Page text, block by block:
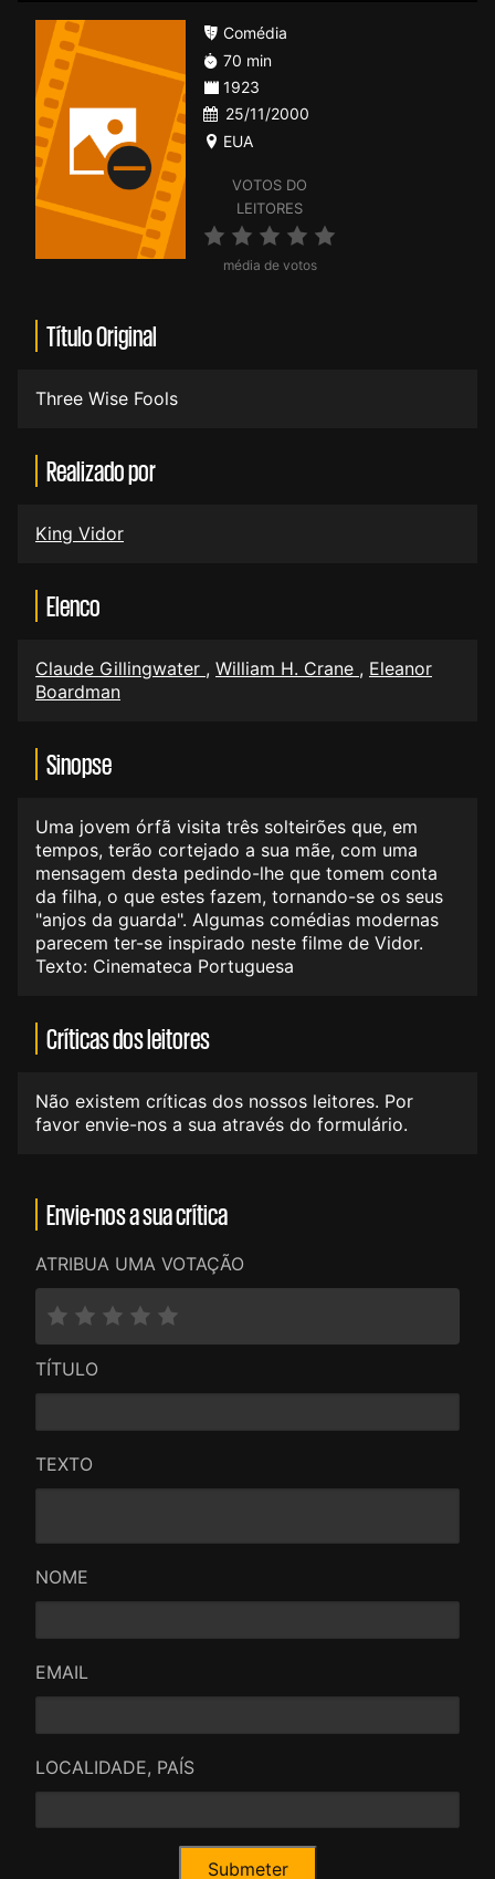
VOTOS DO
LEITORES
média de votos
Comédia
70 min
1923
25/11/2000
EUA
Título Original
Three Wise Fools
Realizado por
King Vidor
Elenco
Claude Gillingwater , William H. Crane , Eleanor
Boardman
Sinopse
Uma jovem órfã visita três solteirões que, em
tempos, terão cortejado a sua mãe, com uma
mensagem desta pedindo-lhe que tomem conta
da filha, o que estes fazem, tornando-se os seus
"anjos da guarda". Algumas comédias modernas
parecem ter-se inspirado neste filme de Vidor.
Texto: Cinemateca Portuguesa
Críticas dos leitores
Não existem críticas dos nossos leitores. Por
favor envie-nos a sua através do formulário.
Envie-nos a sua crítica
ATRIBUA UMA VOTAÇÃO
TÍTULO
TEXTO
NOME
EMAIL
LOCALIDADE, PAÍS